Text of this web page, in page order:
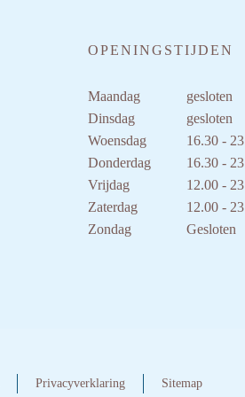
OPENINGSTIJDEN
Maandag
gesloten
Dinsdag
gesloten
Woensdag
16.30 -
Donderdag
16.30 -
Vrijdag
12.00 -
Zaterdag
12.00 -
Zondag
Gesloten
Privacyverklaring Sitemap